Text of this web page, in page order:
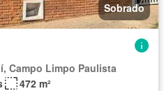
Sobrado
Campo Limpo Paulista
472 m²